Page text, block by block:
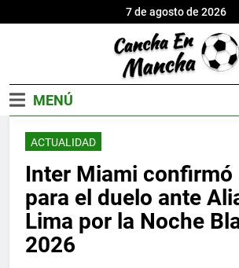
7 de agosto de 2026
ACTUALIDAD
Inter Miami confirmó
para el duelo ante
Lima por la Noche
2026